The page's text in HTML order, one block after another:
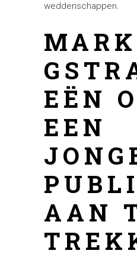
weddenschappen.
EËN
EEN
AAN